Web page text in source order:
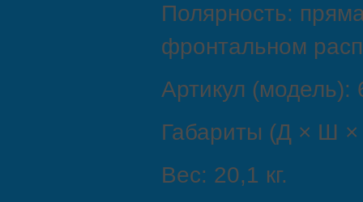
Полярность:
фронтальном
Артикул (модель):
Габариты (Д × Ш
Вес: 20,1 кг.